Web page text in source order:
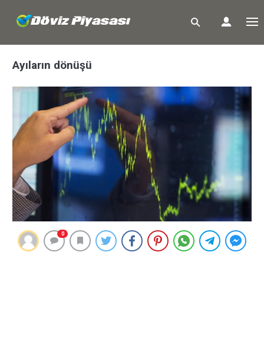
Ayıların dönüşü
0